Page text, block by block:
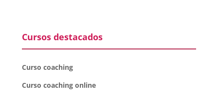
Cursos destacados
Curso coaching
Curso coaching online